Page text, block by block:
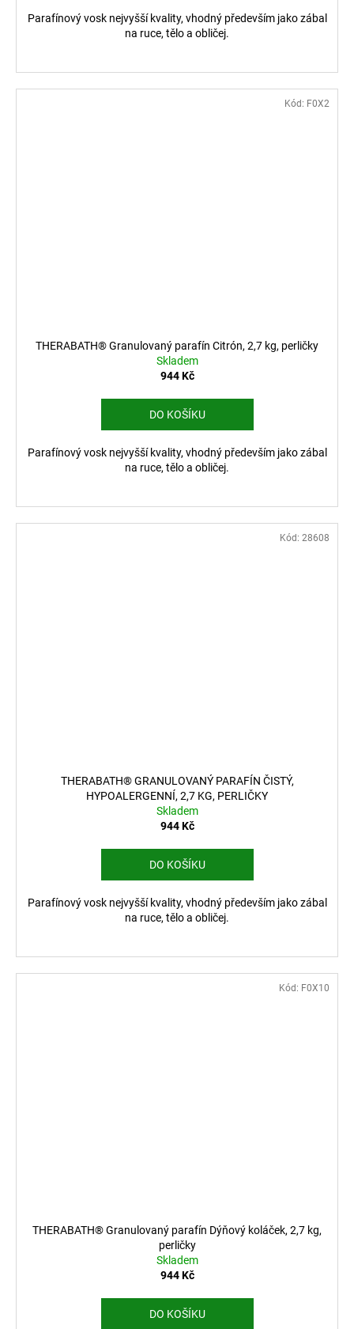
Parafínový vosk nejvyšší kvality, vhodný především jako zábal
na ruce, tělo a obličej.
THERABATH® Granulovaný parafín Citrón, 2,7 kg, perličky
Skladem
944 Kč
DO KOŠÍKU
Parafínový vosk nejvyšší kvality, vhodný především jako zábal
na ruce, tělo a obličej.
Kód: F0X2
THERABATH® GRANULOVANÝ PARAFÍN ČISTÝ,
HYPOALERGENNÍ, 2,7 KG, PERLIČKY
Skladem
944 Kč
DO KOŠÍKU
Parafínový vosk nejvyšší kvality, vhodný především jako zábal
na ruce, tělo a obličej.
Kód: 28608
THERABATH® Granulovaný parafín Dýňový koláček, 2,7 kg,
perličky
Skladem
944 Kč
DO KOŠÍKU
Kód: F0X10